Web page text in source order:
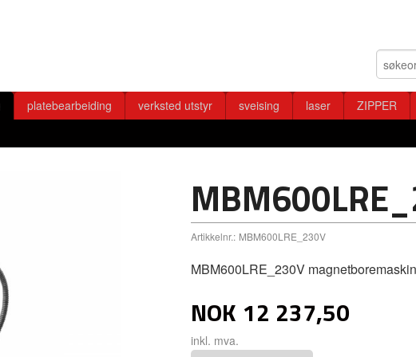
platebearbeiding verksted utstyr sveising laser ZIPPER
Artikkelnr.: MBM600LRE_230V
MBM600LRE_230V magnetboremaskin
NOK 12 237,50
inkl. mva.